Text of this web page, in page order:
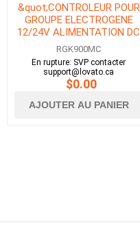
&quot;CONTROLEUR POUR
GROUPE ELECTROGENE
12/24V ALIMENTATION DC
AVEC RS485, PORT
CANBUS ET OPTIQUE&quot;
RGK900MC
En rupture: SVP contacter
support@lovato.ca
$0.00
AJOUTER AU PANIER